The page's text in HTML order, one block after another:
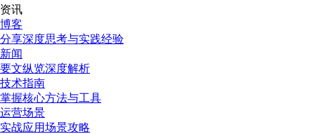
资讯
博客
分享深度思考与实践经验
新闻
要文纵览深度解析
技术指南
掌握核心方法与工具
运营场景
实战应用场景攻略